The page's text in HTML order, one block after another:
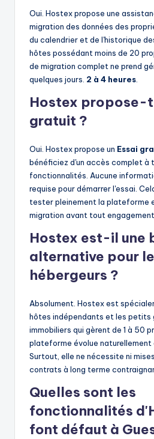
Oui. Hostex propose une
migration des données des
du calendrier et de l'historique
hôtes possédant moins de 20
de migration complet ne prend
quelques jours. 2 à 4 heures
Hostex propose-
gratuit ?
Oui. Hostex propose un Essai
bénéficiez d'un accès complet à
fonctionnalités. Aucune
requise pour démarrer l'essai.
tester pleinement la plateforme
migration avant tout
Hostex est-il une
alternative pour
hébergeurs ?
Absolument. Hostex est
hôtes indépendants et les petits
immobiliers qui gèrent de 1 à 50
plateforme évolue
Surtout, elle ne nécessite ni
contrats à long terme
Quelles sont les
fonctionnalités
font défaut à